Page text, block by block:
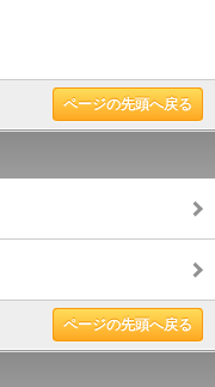
ページの先頭へ戻る
ページの先頭へ戻る